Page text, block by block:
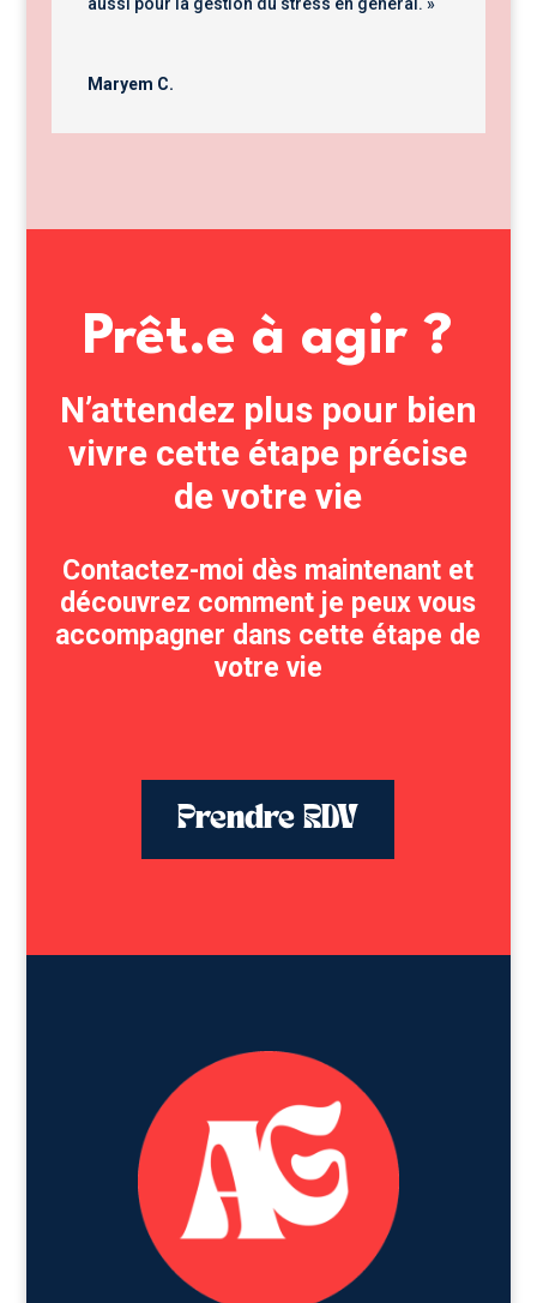
Maryem C.
Prêt.e à agir ?
N’attendez plus pour bien
vivre cette étape précise
de votre vie
Contactez-moi dès maintenant et
découvrez comment je peux vous
accompagner dans cette étape de
votre vie
Prendre RDV